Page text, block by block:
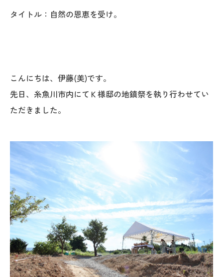
会社案内
上越スタジオ
スタッフ紹介
オレンジフェア
各種事業
採用情報
協力会社の皆様へ
住まいのなんでも相談
タイトル：自然の恩恵を受け。
こんにちは、伊藤(美)です。
先日、糸魚川市内にてＫ様邸の地鎮祭を執り行わせてい
ただきました。